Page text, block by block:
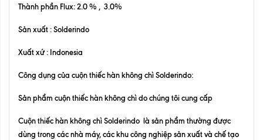
Thành phần Flux: 2.0 % , 3.0%
Sản xuất : Solderindo
Xuất xứ : Indonesia
Công dụng của cuộn thiếc hàn không chìSolderindo:
Sản phẩm cuộn thiếc hàn không chì do chúng tôi cung cấp
Cuộn thiếc hàn không chì Solderindo là sản phẩm thường được
dùng trong các nhà máy, các khu công nghiệp sản xuất và chế tạo